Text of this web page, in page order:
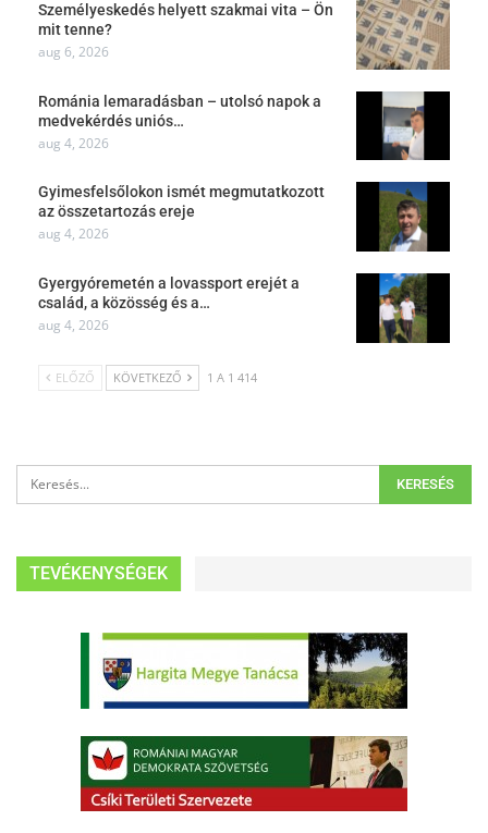
Személyeskedés helyett szakmai vita – Ön
mit tenne?
aug 6, 2026
Románia lemaradásban – utolsó napok a
medvekérdés uniós…
aug 4, 2026
Gyimesfelsőlokon ismét megmutatkozott
az összetartozás ereje
aug 4, 2026
Gyergyóremetén a lovassport erejét a
család, a közösség és a…
aug 4, 2026
ELŐZŐ KÖVETKEZŐ 1 A 1 414
TEVÉKENYSÉGEK